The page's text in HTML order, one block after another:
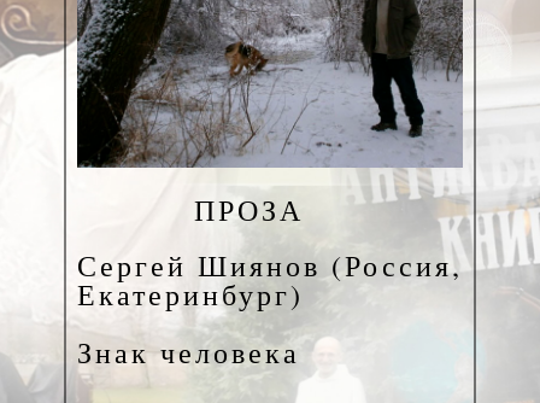
Сергей Шиянов (Россия,
Екатеринбург)
Знак человека
ПРОЗА